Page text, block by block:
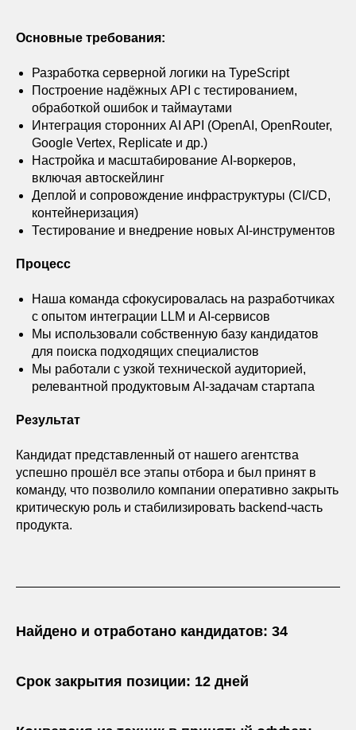
Основные требования:
Разработка серверной логики на TypeScript
Построение надёжных API с тестированием,
обработкой ошибок и таймаутами
Интеграция сторонних AI API (OpenAI, OpenRouter,
Google Vertex, Replicate и др.)
Настройка и масштабирование AI-воркеров,
включая автоскейлинг
Деплой и сопровождение инфраструктуры (CI/CD,
контейнеризация)
Тестирование и внедрение новых AI-инструментов
Процесс
Наша команда сфокусировалась на разработчиках
с опытом интеграции LLM и AI-сервисов
Мы использовали собственную базу кандидатов
для поиска подходящих специалистов
Мы работали с узкой технической аудиторией,
релевантной продуктовым AI-задачам стартапа
Результат
Кандидат представленный от нашего агентства
успешно прошёл все этапы отбора и был принят в
команду, что позволило компании оперативно закрыть
критическую роль и стабилизировать backend-часть
продукта.
Найдено и отработано кандидатов: 34
Срок закрытия позиции: 12 дней